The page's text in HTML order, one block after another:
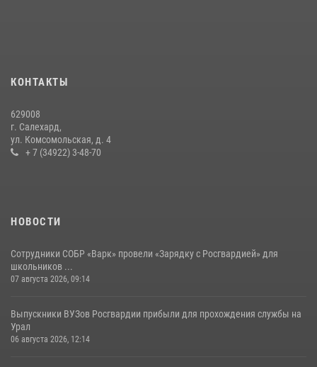
14 июля 2026, 06:53
КОНТАКТЫ
629008
г. Салехард,
ул. Комсомольская, д. 4
+ 7 (34922) 3-48-70
НОВОСТИ
Сотрудники СОБР «Варк» провели «Зарядку с Росгвардией» для
школьников ...
07 августа 2026, 09:14
Выпускники ВУЗов Росгвардии прибыли для прохождения службы на
Урал
06 августа 2026, 12:14